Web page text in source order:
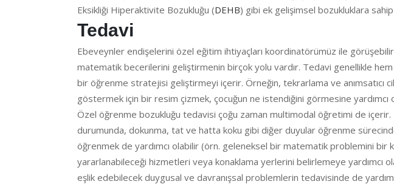
Eksikliği Hiperaktivite Bozukluğu (DEHB) gibi ek gelişimsel bozukluklara
Tedavi
Ebeveynler endişelerini özel eğitim ihtiyaçları koordinatörümüz ile
matematik becerilerini geliştirmenin birçok yolu vardır. Tedavi genellikle
bir öğrenme stratejisi geliştirmeyi içerir. Örneğin, tekrarlama ve
göstermek için bir resim çizmek, çocuğun ne istendiğini görmesine yardımcı
Özel öğrenme bozukluğu tedavisi çoğu zaman multimodal öğretimi de içerir.
durumunda, dokunma, tat ve hatta koku gibi diğer duyular öğrenme
öğrenmek de yardımcı olabilir (örn. geleneksel bir matematik problemini
yararlanabileceği hizmetleri veya konaklama yerlerini belirlemeye yardımcı
eşlik edebilecek duygusal ve davranışsal problemlerin tedavisinde de